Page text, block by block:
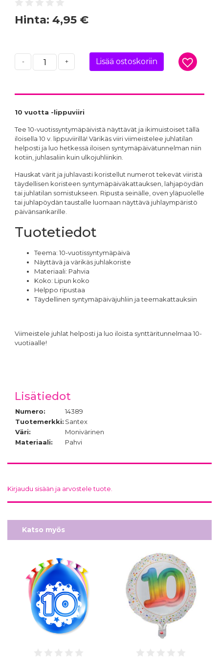
Hinta: 4,95 €
- + Lisää ostoskoriin
10 vuotta -lippuviiri
Tee 10-vuotissyntymäpäivistä näyttävät ja ikimuistoiset tällä
iloisella 10 v. lippuviirillä! Värikäs viiri viimeistelee juhlatilan
helposti ja luo hetkessä iloisen syntymäpäivätunnelman niin
kotiin, juhlasaliin kuin ulkojuhliinkin.
Hauskat värit ja juhlavasti koristellut numerot tekevät viiristä
täydellisen koristeen syntymäpäiväkattauksen, lahjapöydän
tai juhlatilan somistukseen. Ripusta seinälle, oven yläpuolelle
tai juhlapöydän taustalle luomaan näyttävä juhlaympäristö
päivänsankarille.
Tuotetiedot
Teema: 10-vuotissyntymäpäivä
Näyttävä ja värikäs juhlakoriste
Materiaali: Pahvia
Koko: Lipun koko
Helppo ripustaa
Täydellinen syntymäpäiväjuhliin ja teemakattauksiin
Viimeistele juhlat helposti ja luo iloista synttäritunnelmaa 10-
vuotiaalle!
Lisätiedot
Numero:
14389
Tuotemerkki: Santex
Väri:
Monivärinen
Materiaali:
Pahvi
Kirjaudu sisään ja arvostele tuote.
Katso myös